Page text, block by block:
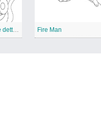
Disegno di da colorare dettagliata Ben 10. 1 Fire Man